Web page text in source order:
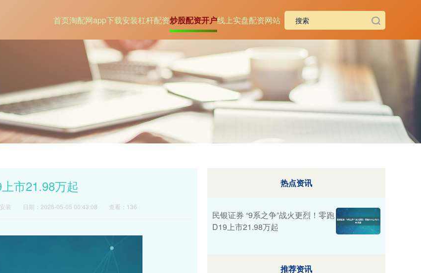
首页淘配网app下载安装杠杆配资炒股配资开户线上实盘配资网站
市21.98万起
装 日期：2026-05-05 00:43:08 查看：136
热点资讯
民银证券 “9系之争”战火更烈！零跑
D19上市21.98万起
推荐资讯